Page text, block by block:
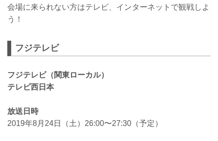
会場に来られない方はテレビ、インターネットで観戦しよ
う！
フジテレビ
フジテレビ（関東ローカル）
テレビ西日本
放送日時
2019年8月24日（土）26:00〜27:30（予定）